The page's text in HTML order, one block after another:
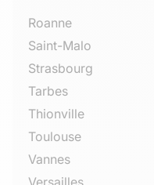
Roanne
Saint-Malo
Strasbourg
Tarbes
Thionville
Toulouse
Vannes